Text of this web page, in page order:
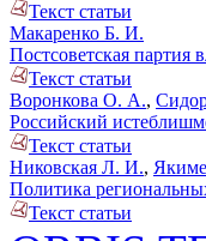
Текст статьи
Макаренко Б. И.
Постсоветская партия
Текст статьи
Воронкова О. А.,
Российский
Текст статьи
Никовская Л. И.,
Политика
Текст статьи